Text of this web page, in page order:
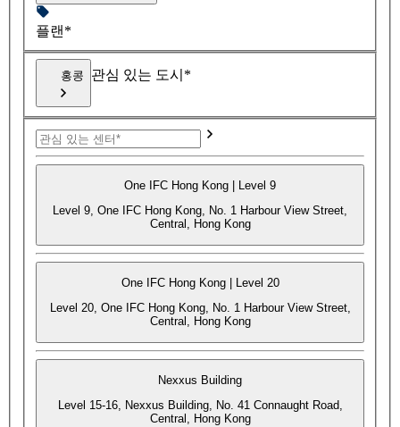
플랜*
홍콩 관심 있는 도시*
One IFC Hong Kong | Level 9
Level 9, One IFC Hong Kong, No. 1 Harbour View Street,
Central, Hong Kong
One IFC Hong Kong | Level 20
Level 20, One IFC Hong Kong, No. 1 Harbour View Street,
Central, Hong Kong
Nexxus Building
Level 15-16, Nexxus Building, No. 41 Connaught Road,
Central, Hong Kong